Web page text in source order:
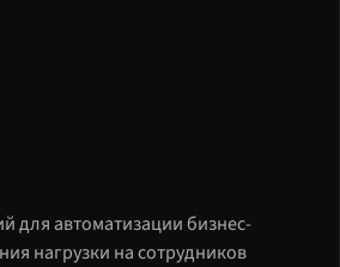
для автоматизации бизнес-
нагрузки на сотрудников